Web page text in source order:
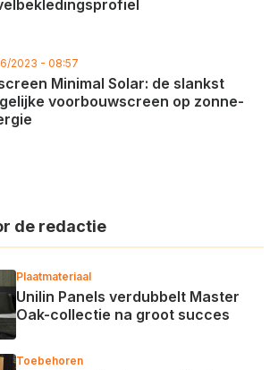
2023 - 08:57
Minimal Solar: de slankst
voorbouwscreen op zonne-
de redactie
Plaatmateriaal
Unilin Panels verdubbelt Master
Oak-collectie na groot succes
Toebehoren